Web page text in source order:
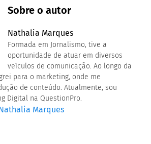
Sobre o autor
Nathalia Marques
Formada em Jornalismo, tive a
oportunidade de atuar em diversos
veículos de comunicação. Ao longo da
para o marketing, onde me
de conteúdo. Atualmente, sou
Digital na QuestionPro.
Marques